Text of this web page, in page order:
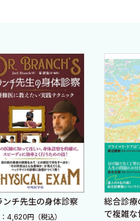
は，従来のOPQRSTや，疾患ごと
単に使えるゴロになっています．
PODCAST法」に基づいて，頻繁
フローチャートでまとめました．
取での重要点がわかるように構成
．
ケア（総合診療・家庭医療）に関
ます．「PODCAST法」を使った
のきっかけを与えてくださった全
援してくれた2人の息子たちに感謝
歴聴取とred flag signを考える
ングで有病率は変化する
致死的胸痛を念頭に置く
で胸痛を分解する
による病歴聴取の有用性
で致死的疾患でなさそうと思った
頭痛を除外する
ンチ先生の身体診察
4,620円（税込）
総合診
で複雑な